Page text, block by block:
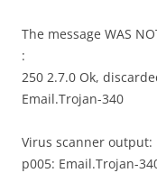
The message WAS
:
250 2.7.0 Ok,
Email.Trojan-340
Virus scanner output:
p005: Email.Trojan-